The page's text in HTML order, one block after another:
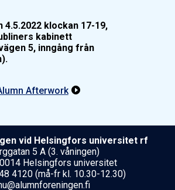
4.5.2022 klockan 17-19,
kabinett
5, inngång från
Afterwork 
vid Helsing­fors uni­ver­si­tet rf
5 A (3. våningen)
Helsingfors universitet
4120 (må-fr kl. 10.30-12.30)